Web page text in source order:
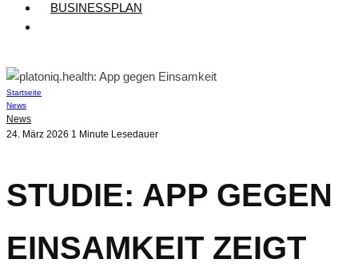
BUSINESSPLAN
Startseite
News
News
24. März 2026 1 Minute Lesedauer
STUDIE: APP GEGEN
EINSAMKEIT ZEIGT